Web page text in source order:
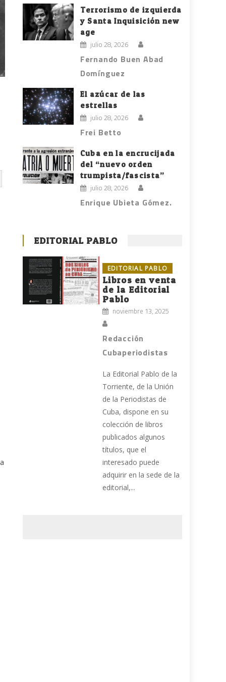
Terrorismo de izquierda
y Santa Inquisición new
age
julio 28, 2026
Fernando Buen Abad
Domínguez
El azúcar de las
estrellas
julio 28, 2026
Frei Betto
Cuba en la encrucijada
del “nuevo orden
trumpista/fascista”
julio 28, 2026
Enrique Ubieta Gómez.
EDITORIAL PABLO
EDITORIAL PABLO
Libros en venta
de la Editorial
Pablo
noviembre 13, 2025
Redacción
Cubaperiodistas
La Editorial Pablo de la
Torriente, de la Unión
de la Periodistas de
Cuba, dispone en su
colección de libros
publicados algunos
títulos, que el
interesado puede
adquirir en la sede de la
editorial,...